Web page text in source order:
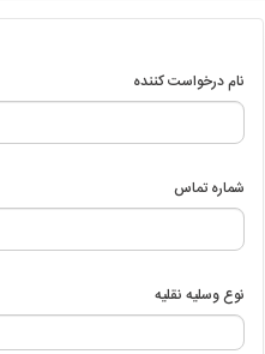
نام درخواست کننده
شماره تماس
نوع وسلیه نقلیه